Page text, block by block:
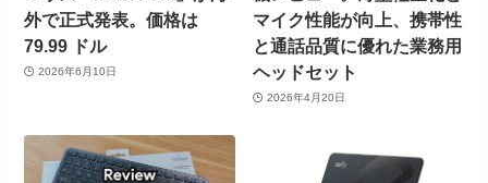
外で正式発表。価格は
79.99 ドル
2026年6月10日
マイク性能が向上、携帯性
と通話品質に優れた業務用
ヘッドセット
2026年4月20日